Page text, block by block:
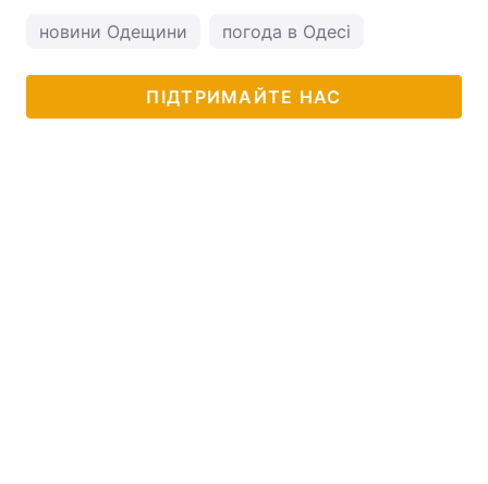
новини Одещини погода в Одесі
ПІДТРИМАЙТЕ НАС